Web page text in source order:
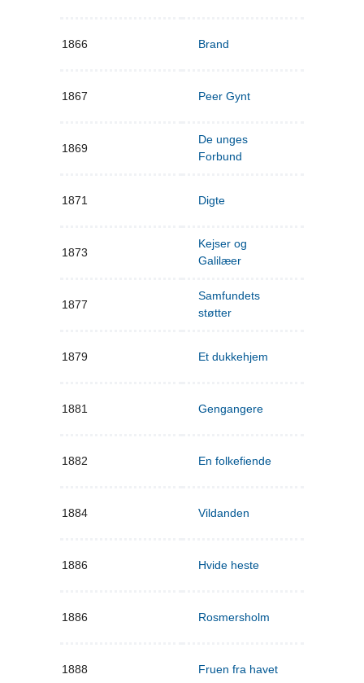
1866 Brand
1867 Peer Gynt
1869
De unges
Forbund
1871 Digte
1873
Kejser og
Galilæer
1877
Samfundets
støtter
1879 Et dukkehjem
1881 Gengangere
1882 En folkefiende
1884 Vildanden
1886 Hvide heste
1886 Rosmersholm
1888 Fruen fra havet